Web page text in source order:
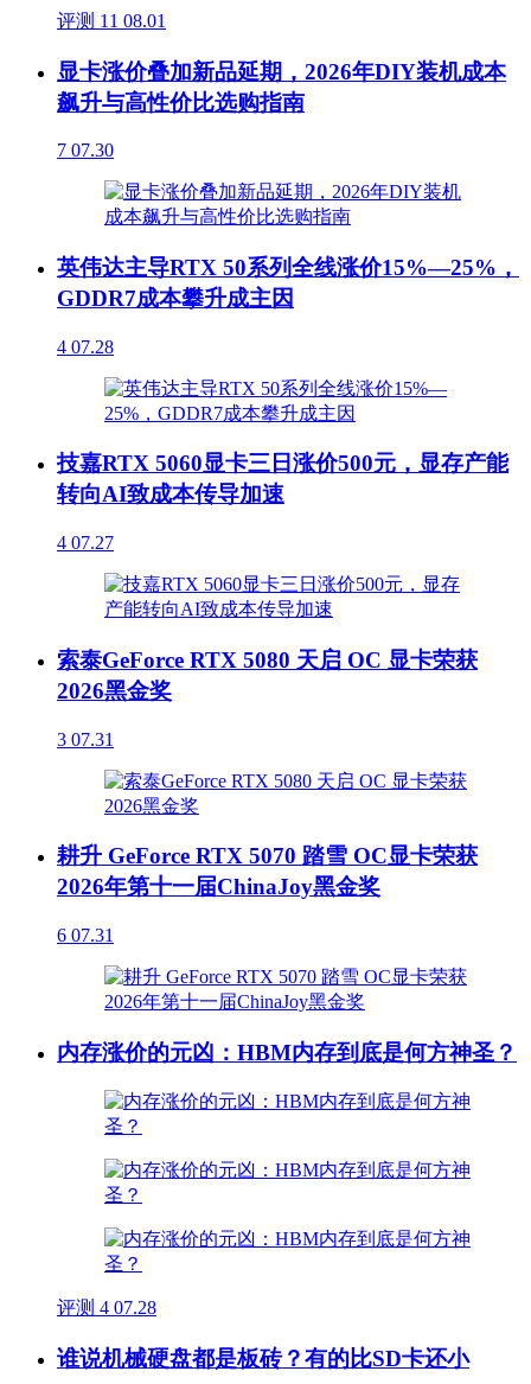
评测 11 08.01
显卡涨价叠加新品延期，2026年DIY装机成本
飙升与高性价比选购指南
7 07.30
英伟达主导RTX 50系列全线涨价15%—25%，
GDDR7成本攀升成主因
4 07.28
技嘉RTX 5060显卡三日涨价500元，显存产能
转向AI致成本传导加速
4 07.27
索泰GeForce RTX 5080 天启 OC 显卡荣获
2026黑金奖
3 07.31
耕升 GeForce RTX 5070 踏雪 OC显卡荣获
2026年第十一届ChinaJoy黑金奖
6 07.31
内存涨价的元凶：HBM内存到底是何方神圣？
评测 4 07.28
谁说机械硬盘都是板砖？有的比SD卡还小